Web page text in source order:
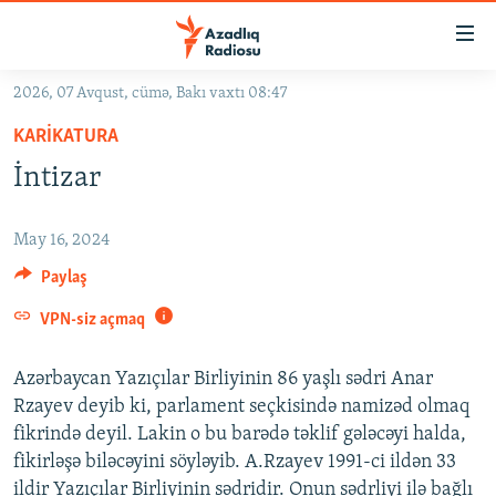
Əsas
qayıt
Əsas
Axtarışa
keç
GÜNDƏM
#ƏSLINDƏ
FƏRQƏ BAX
QANUNI DOĞRU
MULTIMEDIA
VIDEO
FOTOQALEREYA
RADIO ARXIV
OXU ZALI
HAQQIMIZDA
2026, 07 Avqust, cümə, Bakı vaxtı 08:47
KARIKATURA
İntizar
May 16, 2024
Paylaş
VPN-siz açmaq
Azərbaycan Yazıçılar Birliyinin 86 yaşlı sədri Anar
Rzayev deyib ki, parlament seçkisində namizəd olmaq
fikrində deyil. Lakin o bu barədə təklif gələcəyi halda,
fikirləşə biləcəyini söyləyib. A.Rzayev 1991-ci ildən 33
ildir Yazıçılar Birliyinin sədridir. Onun sədrliyi ilə bağlı